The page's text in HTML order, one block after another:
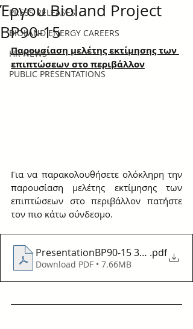
PRESS RELEASES
BIOLAND ENERGY CAREERS
HR NEWS
PUBLIC PRESENTATIONS
Έργου Bioland Project
BP90-15
Παρουσίαση μελέτης εκτίμησης των
επιπτώσεων στο περιβάλλον
Για να παρακολουθήσετε ολόκληρη την
παρουσίαση μελέτης εκτίμησης των
επιπτώσεων στο περιβάλλον πατήστε
τον πιο κάτω σύνδεσμο.
PresentationBP90-15 31-07-2024
.pdf
Download PDF • 7.66MB